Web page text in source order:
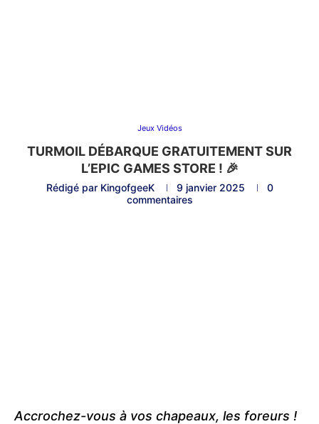
Jeux Vidéos
TURMOIL DÉBARQUE GRATUITEMENT SUR
L’EPIC GAMES STORE ! 🎉
Rédigé par KingofgeeK 9 janvier 2025
0
commentaires
Accrochez-vous à vos chapeaux, les foreurs !